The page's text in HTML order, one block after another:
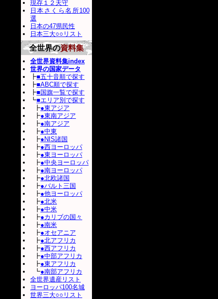
現存１２天守
日本さくら名所100
選
日本の47県民性
日本三大○○リスト
全世界の資料集
全世界資料集index
世界の国家データ
┣■五十音順で探す
┣■ABC順で探す
┣■国旗一覧で探す
┗■エリア別で探す
┣●東アジア
┣●東南アジア
┣●南アジア
┣●中東
┣●NIS諸国
┣●西ヨーロッパ
┣●東ヨーロッパ
┣●中央ヨーロッパ
┣●南ヨーロッパ
┣●北欧諸国
┣●バルト三国
┣●他ヨーロッパ
┣●北米
┣●中米
┣●カリブの国々
┣●南米
┣●オセアニア
┣●北アフリカ
┣●西アフリカ
┣●中部アフリカ
┣●東アフリカ
┗●南部アフリカ
全世界遺産リスト
ヨーロッパ100名城
世界三大○○リスト